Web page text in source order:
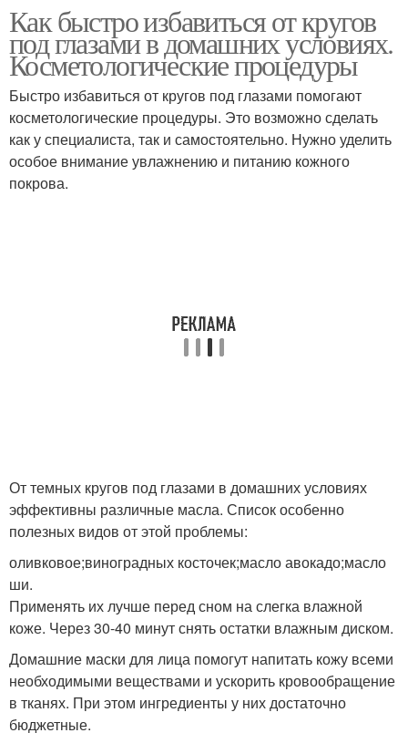
Как быстро избавиться от кругов
под глазами в домашних условиях.
Косметологические процедуры
Быстро избавиться от кругов под глазами помогают
косметологические процедуры. Это возможно сделать
как у специалиста, так и самостоятельно. Нужно уделить
особое внимание увлажнению и питанию кожного
покрова.
От темных кругов под глазами в домашних условиях
эффективны различные масла. Список особенно
полезных видов от этой проблемы:
оливковое;виноградных косточек;масло авокадо;масло
ши.
Применять их лучше перед сном на слегка влажной
коже. Через 30-40 минут снять остатки влажным диском.
Домашние маски для лица помогут напитать кожу всеми
необходимыми веществами и ускорить кровообращение
в тканях. При этом ингредиенты у них достаточно
бюджетные.